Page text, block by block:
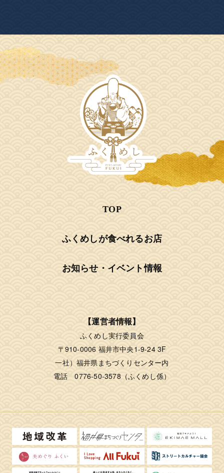
TOP
ふくめしが食べれるお店
お知らせ・イベント情報
【運営者情報】
ふくめし実行委員会
〒910-0006 福井市中央1-9-24 3F
一社）福井県まちづくりセンター内
電話 0776-50-3578（ふくめし係）